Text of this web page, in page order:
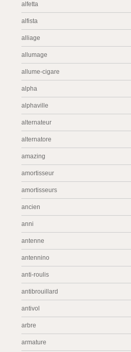
alfetta
alfista
alliage
allumage
allume-cigare
alpha
alphaville
alternateur
alternatore
amazing
amortisseur
amortisseurs
ancien
anni
antenne
antennino
anti-roulis
antibrouillard
antivol
arbre
armature